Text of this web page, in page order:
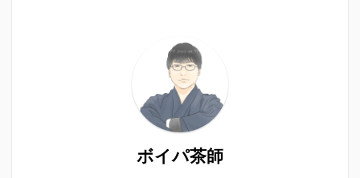
ボイパ茶師